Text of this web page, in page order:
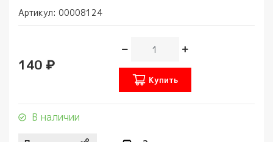
Артикул: 00008124
140 ₽
Купить
В наличии